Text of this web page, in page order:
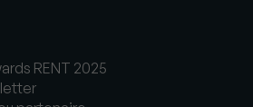
RENT 2025